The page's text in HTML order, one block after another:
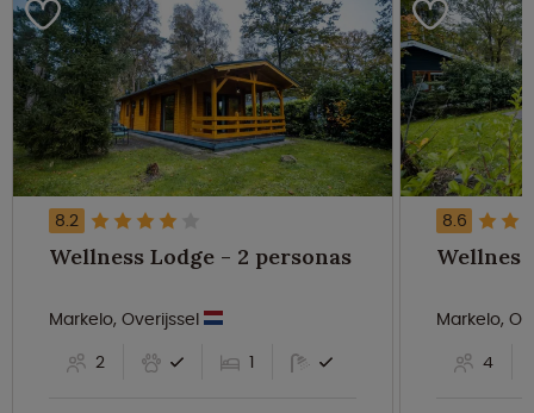
8.2
Wellness Lodge - 2 personas
Markelo, Overijssel
2
1
8.6
Markelo,
4